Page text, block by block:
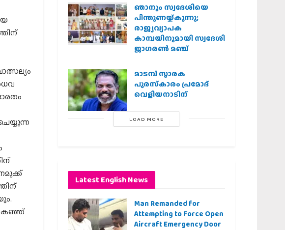
ഞാനും സ്വദേശിയെ
പിന്തുണയ്ക്കുന്നു;
രാജ്യവ്യാപക
കാമ്പയിനുമായി സ്വദേശി
ജാഗരണ്‍ മഞ്ച്
മാടമ്പ് സ്മാരക
പുരസ്‌കാരം പ്രമോദ്
വെളിയനാടിന്
LOAD MORE
Latest English News
Man Remanded for
Attempting to Force Open
Aircraft Emergency Door